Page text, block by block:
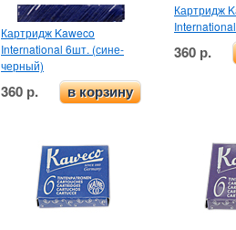
Картридж Kaweco
International 6шт. (сине-
черный)
360 р. в корзину
Картридж
360 р.